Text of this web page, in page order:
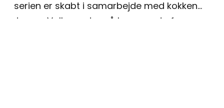
serien er skabt i samarbejde med kokken
Jesper Vollmer, der på baggrund af mange